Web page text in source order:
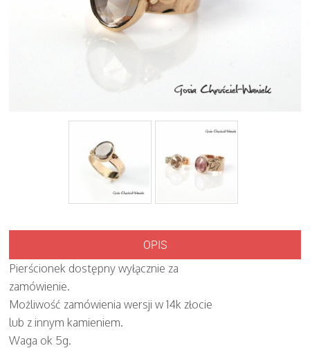
OPIS
Pierścionek dostępny wyłącznie za
zamówienie.
Możliwość zamówienia wersji w 14k złocie
lub z innym kamieniem.
Waga ok 5g.